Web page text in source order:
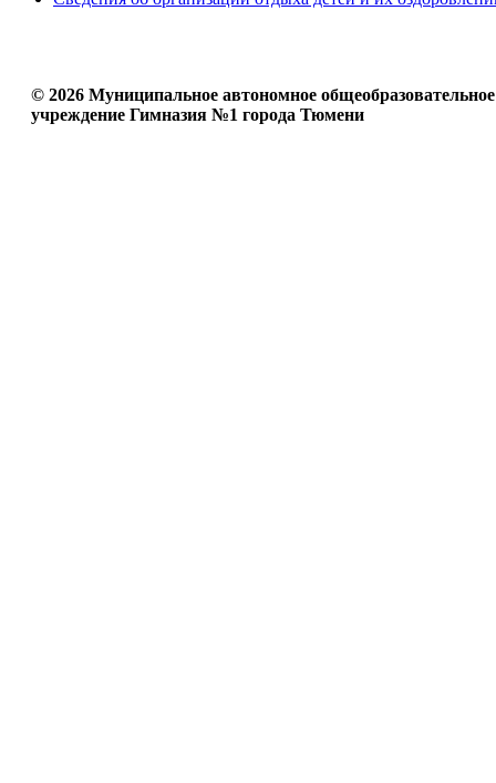
© 2026 Муниципальное автономное общеобразовательное
учреждение Гимназия №1 города Тюмени